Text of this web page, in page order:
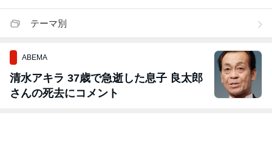
テーマ別
ABEMA
清水アキラ 37歳で急逝した息子 良太郎
さんの死去にコメント